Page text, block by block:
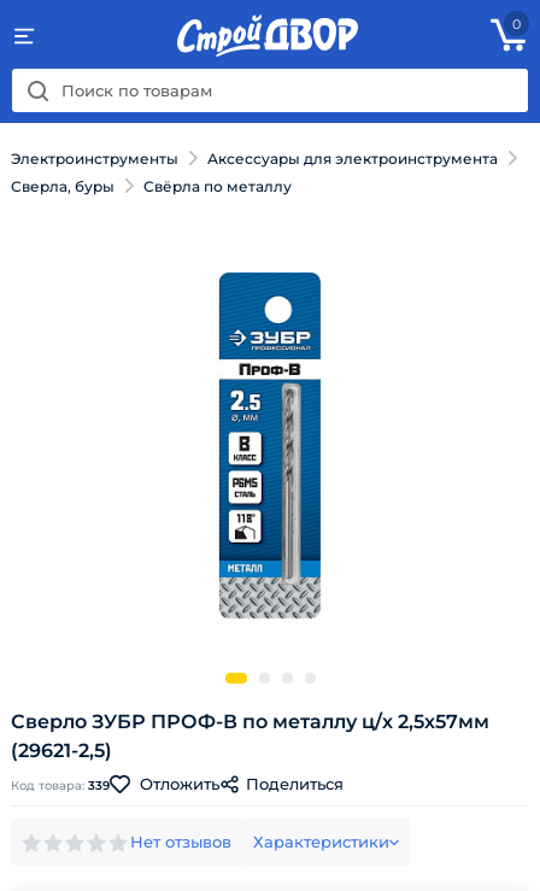
0
Электроинструменты
Аксессуары для электроинструмента
Сверла, буры
Свёрла по металлу
Сверло ЗУБР ПРОФ-В по металлу ц/х 2,5х57мм
(29621-2,5)
Код товара: 339 Отложить Поделиться
Нет отзывов Характеристики